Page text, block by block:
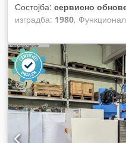
Состојба: сервисно
изградба: 1980,